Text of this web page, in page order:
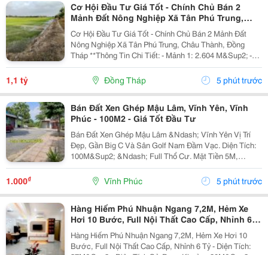
Cơ Hội Đầu Tư Giá Tốt - Chính Chủ Bán 2
Mảnh Đất Nông Nghiệp Xã Tân Phú Trung,
Châu Thành, Đồng Tháp
Cơ Hội Đầu Tư Giá Tốt - Chính Chủ Bán 2 Mảnh Đất
Nông Nghiệp Xã Tân Phú Trung, Châu Thành, Đồng
Tháp **Thông Tin Chi Tiết: - Mảnh 1: 2.604 M&Sup2; -
Mảnh 2: 1.527 M&Sup2; - Tổng Diện Tích: 4.131
M&Sup2; Giá Bán: 1 Tỷ 100 Triệu (Bán Cả 2 Mảnh, Có...
1,1 tỷ Đồng Tháp 5 phút trước
Bán Đất Xen Ghép Mậu Lâm, Vĩnh Yên, Vĩnh
Phúc - 100M2 - Giá Tốt Đầu Tư
Bán Đất Xen Ghép Mậu Lâm &Ndash; Vĩnh Yên Vị Trí
Đẹp, Gần Big C Và Sân Golf Nam Đầm Vạc. Diện Tích:
100M&Sup2; &Ndash; Full Thổ Cư. Mặt Tiền 5M,
Đường Rộng 13,5M. Chỉ 5 Phút Đến Big C Và Bến Xe
Vĩnh Yên. Liền Kề Các Khu Đô Thị: Nam Đầm Vạc,...
1.000₫ Vĩnh Phúc 5 phút trước
Hàng Hiếm Phú Nhuận Ngang 7,2M, Hẻm Xe
Hơi 10 Bước, Full Nội Thất Cao Cấp, Nhỉnh 6
Tỷ
Hàng Hiếm Phú Nhuận Ngang 7,2M, Hẻm Xe Hơi 10
Bước, Full Nội Thất Cao Cấp, Nhỉnh 6 Tỷ - Diện Tích: